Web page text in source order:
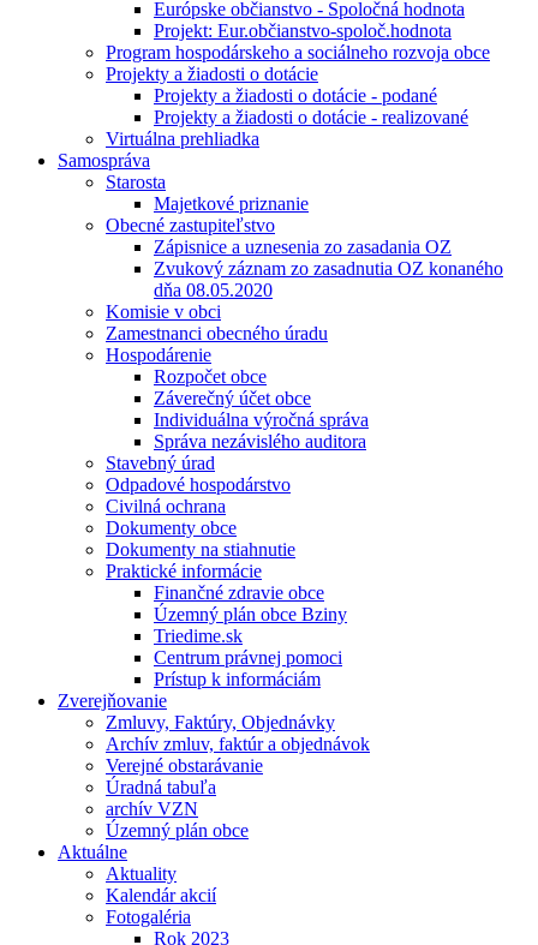
Európske občianstvo - Spoločná hodnota
Projekt: Eur.občianstvo-spoloč.hodnota
Program hospodárskeho a sociálneho rozvoja obce
Projekty a žiadosti o dotácie
Projekty a žiadosti o dotácie - podané
Projekty a žiadosti o dotácie - realizované
Virtuálna prehliadka
Samospráva
Starosta
Majetkové priznanie
Obecné zastupiteľstvo
Zápisnice a uznesenia zo zasadania OZ
Zvukový záznam zo zasadnutia OZ konaného
dňa 08.05.2020
Komisie v obci
Zamestnanci obecného úradu
Hospodárenie
Rozpočet obce
Záverečný účet obce
Individuálna výročná správa
Správa nezávislého auditora
Stavebný úrad
Odpadové hospodárstvo
Civilná ochrana
Dokumenty obce
Dokumenty na stiahnutie
Praktické informácie
Finančné zdravie obce
Územný plán obce Bziny
Triedime.sk
Centrum právnej pomoci
Prístup k informáciám
Zverejňovanie
Zmluvy, Faktúry, Objednávky
Archív zmluv, faktúr a objednávok
Verejné obstarávanie
Úradná tabuľa
archív VZN
Územný plán obce
Aktuálne
Aktuality
Kalendár akcií
Fotogaléria
Rok 2023